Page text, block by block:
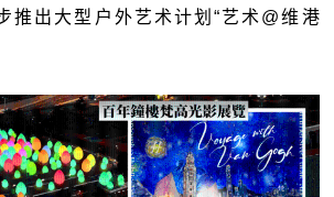
推出大型户外艺术计划“艺术@维港